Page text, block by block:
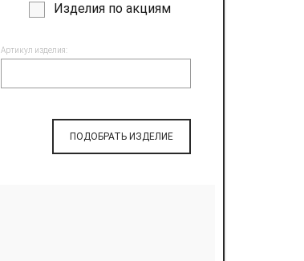
Изделия по акциям
Артикул изделия:
ПОДОБРАТЬ ИЗДЕЛИЕ